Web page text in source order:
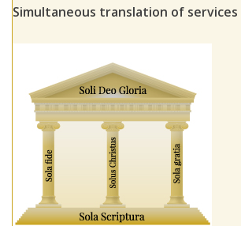
Simultaneous translation of services